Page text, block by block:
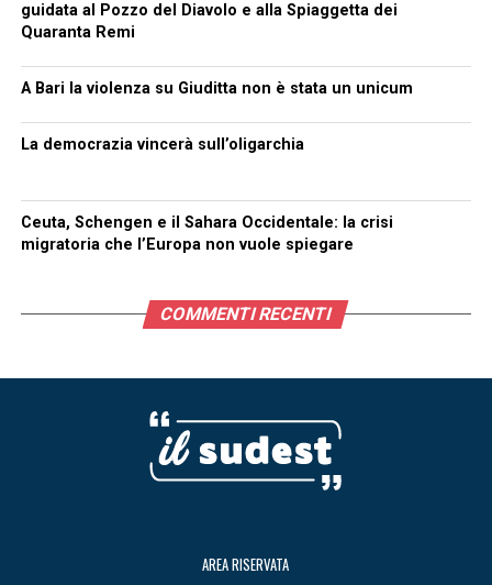
guidata al Pozzo del Diavolo e alla Spiaggetta dei
Quaranta Remi
A Bari la violenza su Giuditta non è stata un unicum
La democrazia vincerà sull’oligarchia
Ceuta, Schengen e il Sahara Occidentale: la crisi
migratoria che l’Europa non vuole spiegare
COMMENTI RECENTI
AREA RISERVATA